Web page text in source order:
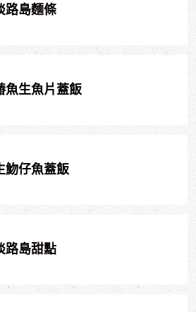
路島麵條
魚生魚片蓋飯
魩仔魚蓋飯
路島甜點